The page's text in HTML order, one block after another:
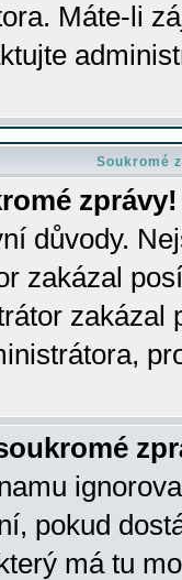
Máte-li
Soukromé
zprávy!
důvody.
zakázal
zakázal
pokud
má tu